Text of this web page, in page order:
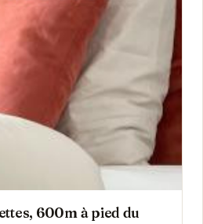
600m à pied du